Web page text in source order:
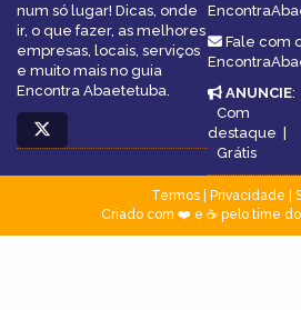
num só lugar! Dicas, onde
ir, o que fazer, as melhores
empresas, locais, serviços
e muito mais no guia
Encontra Abaetetuba.
Fale com
ANUNCIE:
Com
destaque |
Grátis
Termos| Privacidade
Criado com ❤️ e ☕ pelo time